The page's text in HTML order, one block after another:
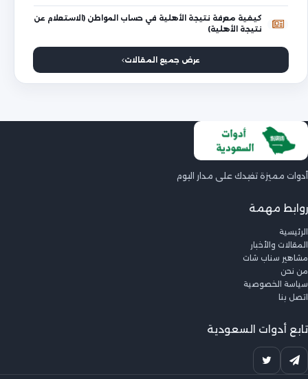
كيفية معرفة نتيجة الأهلية في حساب المواطن (الاستعلام عن
نتيجة الأهلية)
عرض جميع المقالات
أدوات مميزة تفيدك على مدار اليوم
روابط مهمة
الرئيسية
المقالات والأخبار
مشاهير سناب شات
من نحن
سياسة الخصوصية
اتصل بنا
تابع أدوات السعودية